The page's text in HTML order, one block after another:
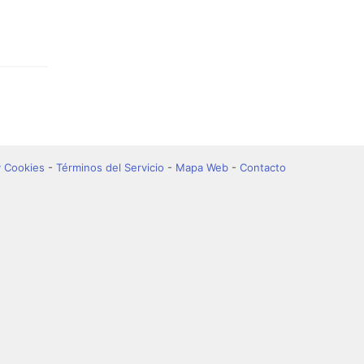
Cookies - Términos del Servicio - Mapa Web - Contacto